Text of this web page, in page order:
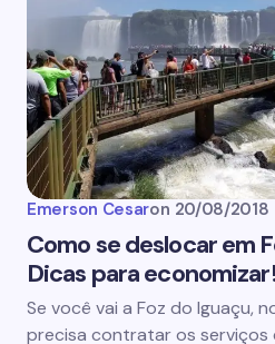
Emerson Cesaron 20/08/2018
Como se deslocar em
Dicas para
Se você vai a Foz do Iguaçu,
precisa contratar os serviços